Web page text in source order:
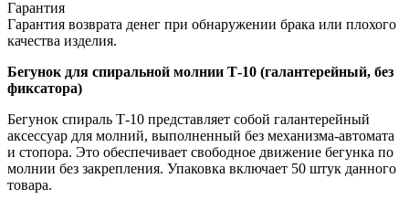
Гарантия
Гарантия возврата денег при обнаружении брака или плохого
качества изделия.
Бегунок для спиральной молнии Т-10 (галантерейный, без
фиксатора)
Бегунок спираль Т-10 представляет собой галантерейный
аксессуар для молний, выполненный без механизма-автомата
и стопора. Это обеспечивает свободное движение бегунка по
молнии без закрепления. Упаковка включает 50 штук данного
товара.